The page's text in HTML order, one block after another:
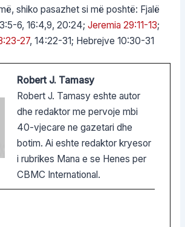
shiko pasazhet si më poshtë: Fjalë
6, 16:4,9, 20:24;Jeremia 29:11-13;
27, 14:22-31; Hebrejve 10:30-31
Robert J. Tamasy
Robert J. Tamasy eshte autor
dhe redaktor me pervoje mbi
40-vjecare ne gazetari dhe
botim. Ai eshte redaktor kryesor
i rubrikes Mana e se Henes per
CBMC International.